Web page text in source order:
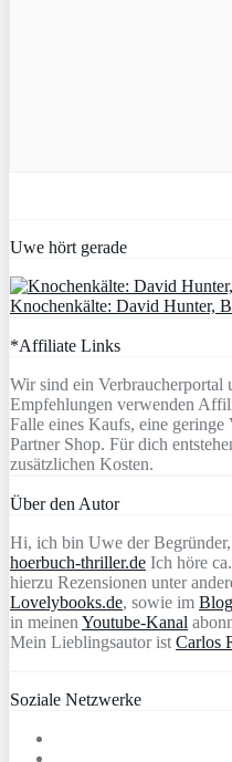
Uwe hört gerade
Knochenkälte: David Hunter,
*Affiliate Links
Wir sind ein Verbraucherportal
Empfehlungen verwenden
Falle eines Kaufs, eine
Partner Shop. Für dich
zusätzlichen Kosten.
Über den Autor
Hi, ich bin Uwe der
hoerbuch-thriller.de Ich höre
hierzu Rezensionen unter
Lovelybooks.de, sowie im
in meinen Youtube-Kanal
Mein Lieblingsautor ist Carlos
Soziale Netzwerke